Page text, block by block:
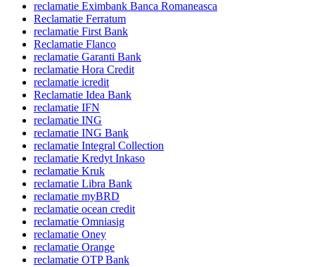
reclamatie Eximbank Banca Romaneasca
Reclamatie Ferratum
reclamatie First Bank
Reclamatie Flanco
reclamatie Garanti Bank
reclamatie Hora Credit
reclamatie icredit
Reclamatie Idea Bank
reclamatie IFN
reclamatie ING
reclamatie ING Bank
reclamatie Integral Collection
reclamatie Kredyt Inkaso
reclamatie Kruk
reclamatie Libra Bank
reclamatie myBRD
reclamatie ocean credit
reclamatie Omniasig
reclamatie Oney
reclamatie Orange
reclamatie OTP Bank